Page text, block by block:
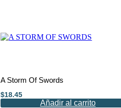
A Storm Of Swords
$18.45
Añadir al carrito